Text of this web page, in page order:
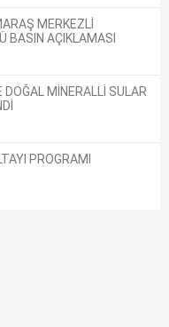
MERKEZLİ
BASIN AÇIKLAMASI
MİNERALLİ SULAR
PROGRAMI